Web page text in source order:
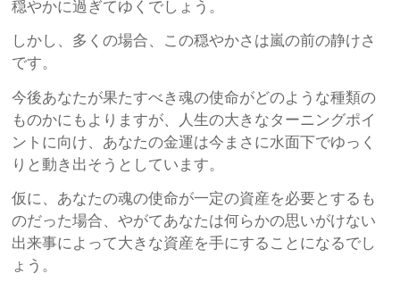
穏やかに過ぎてゆくでしょう。
しかし、多くの場合、この穏やかさは嵐の前の静けさ
です。
今後あなたが果たすべき魂の使命がどのような種類の
ものかにもよりますが、人生の大きなターニングポイ
ントに向け、あなたの金運は今まさに水面下でゆっく
りと動き出そうとしています。
仮に、あなたの魂の使命が一定の資産を必要とするも
のだった場合、やがてあなたは何らかの思いがけない
出来事によって大きな資産を手にすることになるでし
ょう。